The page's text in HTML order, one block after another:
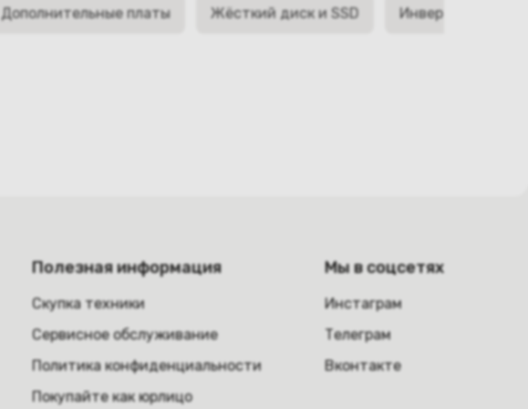
Дополнительные платы Жёсткий диск и SSD Инверторы
Полезная информация
Скупка техники
Сервисное обслуживание
Политика конфиденциальности
Покупайте как юрлицо
Мы в соцсетях
Инстаграм
Телеграм
Вконтакте